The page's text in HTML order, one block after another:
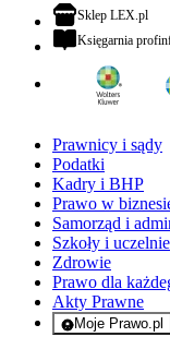
Sklep LEX.pl
Księgarnia
Prawnicy i sądy
Podatki
Kadry i BHP
Prawo w
Samorząd i
Szkoły i uczelnie
Zdrowie
Prawo dla
Akty Prawne
Moje Prawo.pl
-